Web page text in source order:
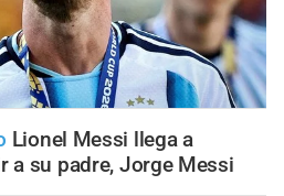
Lionel Messi llega a
a su padre, Jorge Messi